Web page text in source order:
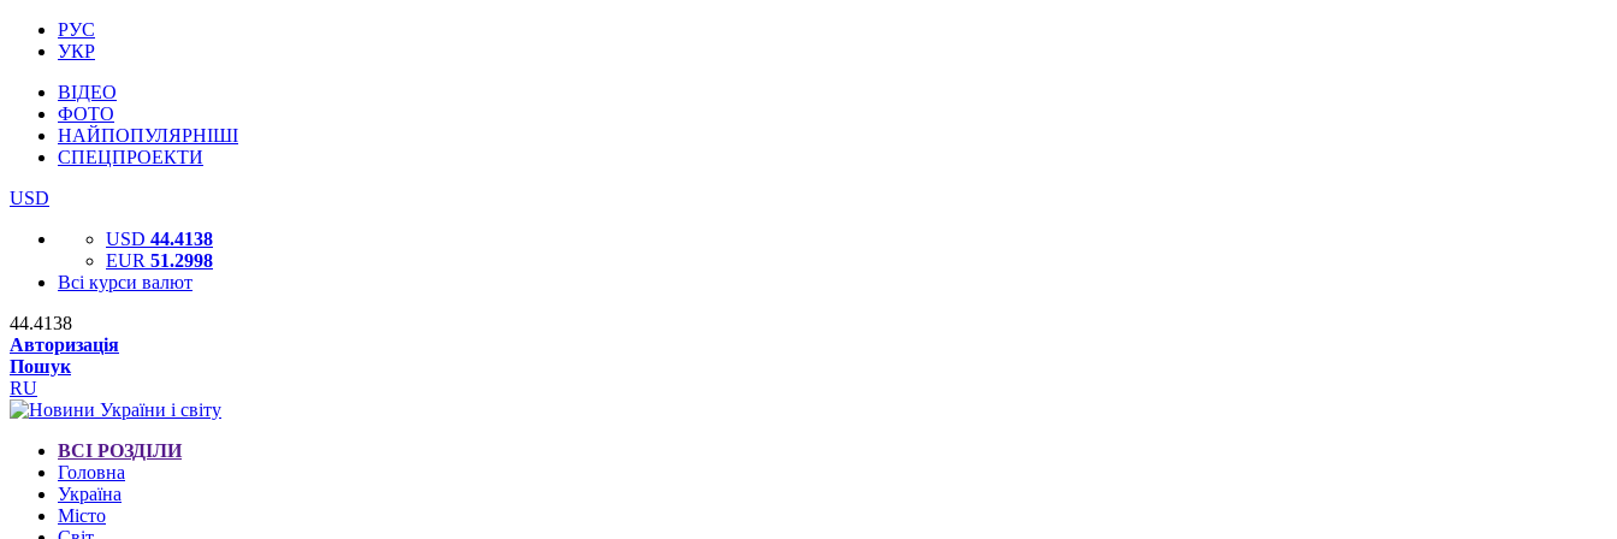
РУС
УКР
ВІДЕО
ФОТО
НАЙПОПУЛЯРНІШІ
СПЕЦПРОЕКТИ
USD
USD 44.4138
EUR 51.2998
Всі курси валют
44.4138
Авторизація
Пошук
RU
ВСІ РОЗДІЛИ
Головна
Україна
Місто